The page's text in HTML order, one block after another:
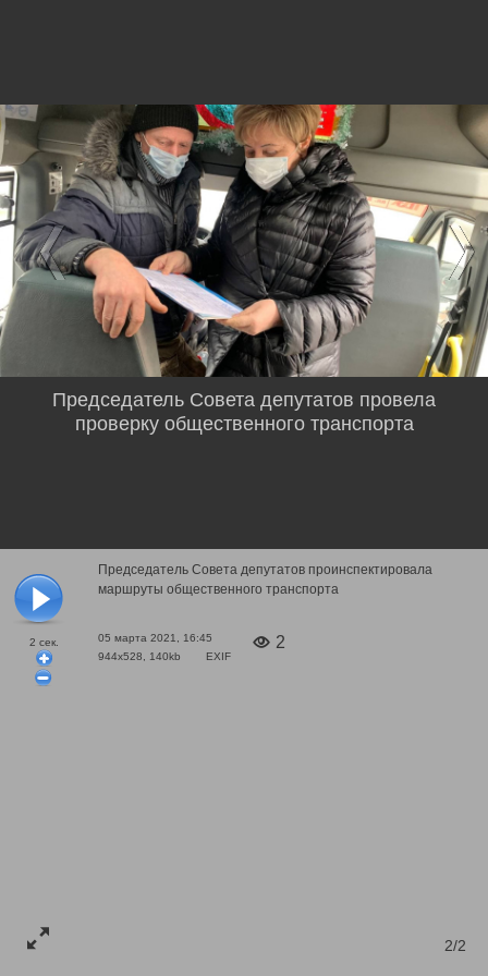
2 сек.
Председатель Совета депутатов проинспектировала
маршруты общественного транспорта
05 марта 2021, 16:45
944x528, 140kb
EXIF
2
2/2
Председатель Совета депутатов провела
проверку общественного транспорта